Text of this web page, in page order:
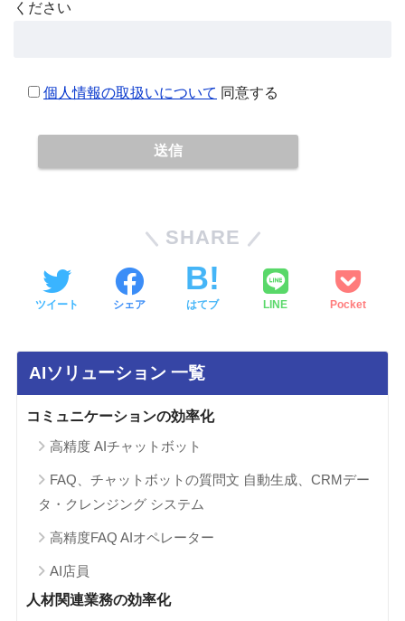
ください
個人情報の取扱いについて 同意する
SHARE
ツイート シェア はてブ LINE Pocket
AIソリューション 一覧
コミュニケーションの効率化
高精度 AIチャットボット
FAQ、チャットボットの質問文 自動生成、CRMデー
タ・クレンジング システム
高精度FAQ AIオペレーター
AI店員
人材関連業務の効率化